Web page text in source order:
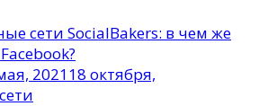
сети SocialBakers: в чем же
202118 октября,